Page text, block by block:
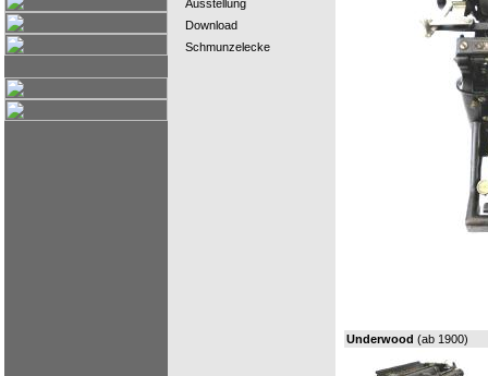
Ausstellung
Download
Schmunzelecke
Underwood (ab 1900)